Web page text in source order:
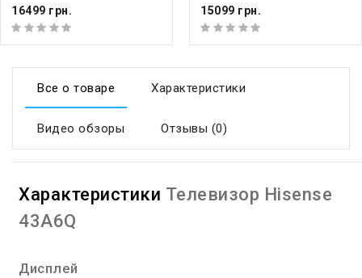
16499 грн. 15099 грн.
Все о товаре Характеристики
Видео обзоры Отзывы (0)
Характеристики Телевизор Hisense
43A6Q
Дисплей